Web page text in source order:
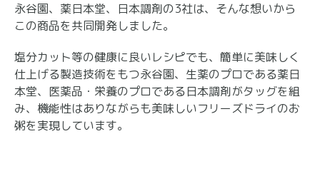
永谷園、薬日本堂、日本調剤の3社は、そんな想いから
この商品を共同開発しました。
塩分カット等の健康に良いレシピでも、簡単に美味しく
仕上げる製造技術をもつ永谷園、生薬のプロである薬日
本堂、医薬品・栄養のプロである日本調剤がタッグを組
み、機能性はありながらも美味しいフリーズドライのお
粥を実現しています。